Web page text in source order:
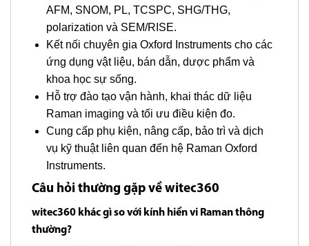
AFM, SNOM, PL, TCSPC, SHG/THG,
polarization và SEM/RISE.
Kết nối chuyên gia Oxford Instruments cho các
ứng dụng vật liệu, bán dẫn, dược phẩm và
khoa học sự sống.
Hỗ trợ đào tạo vận hành, khai thác dữ liệu
Raman imaging và tối ưu điều kiện đo.
Cung cấp phụ kiện, nâng cấp, bảo trì và dịch
vụ kỹ thuật liên quan đến hệ Raman Oxford
Instruments.
Câu hỏi thường gặp về witec360
witec360 khác gì so với kính hiển vi Raman thông
thường?